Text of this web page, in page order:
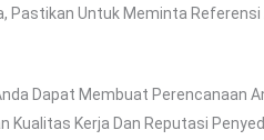
Pastikan Untuk Meminta
Dapat Membuat Perencanaan
Kerja Dan Reputasi